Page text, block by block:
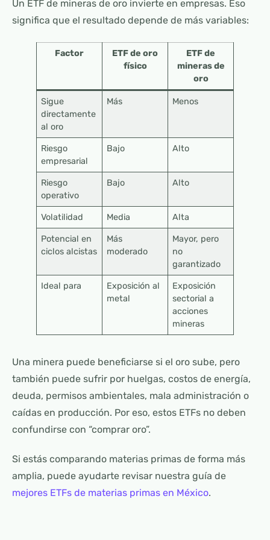
Un ETF de mineras de oro invierte en empresas. Eso
significa que el resultado depende de más variables:
Factor
ETF de oro
físico
ETF de
mineras de
oro
Sigue
directamente
al oro
Más Menos
Riesgo
empresarial
Bajo Alto
Riesgo
operativo
Bajo Alto
Volatilidad Media Alta
Potencial en
ciclos alcistas
Más
moderado
Mayor, pero
no
garantizado
Ideal para
Exposición al
metal
Exposición
sectorial a
acciones
mineras
Una minera puede beneficiarse si el oro sube, pero
también puede sufrir por huelgas, costos de energía,
deuda, permisos ambientales, mala administración o
caídas en producción. Por eso, estos ETFs no deben
confundirse con “comprar oro”.
Si estás comparando materias primas de forma más
amplia, puede ayudarte revisar nuestra guía de
mejores ETFs de materias primas en México.